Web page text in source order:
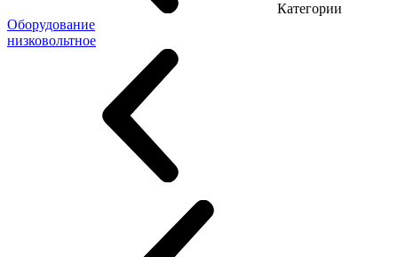
Категории
Оборудование
низковольтное